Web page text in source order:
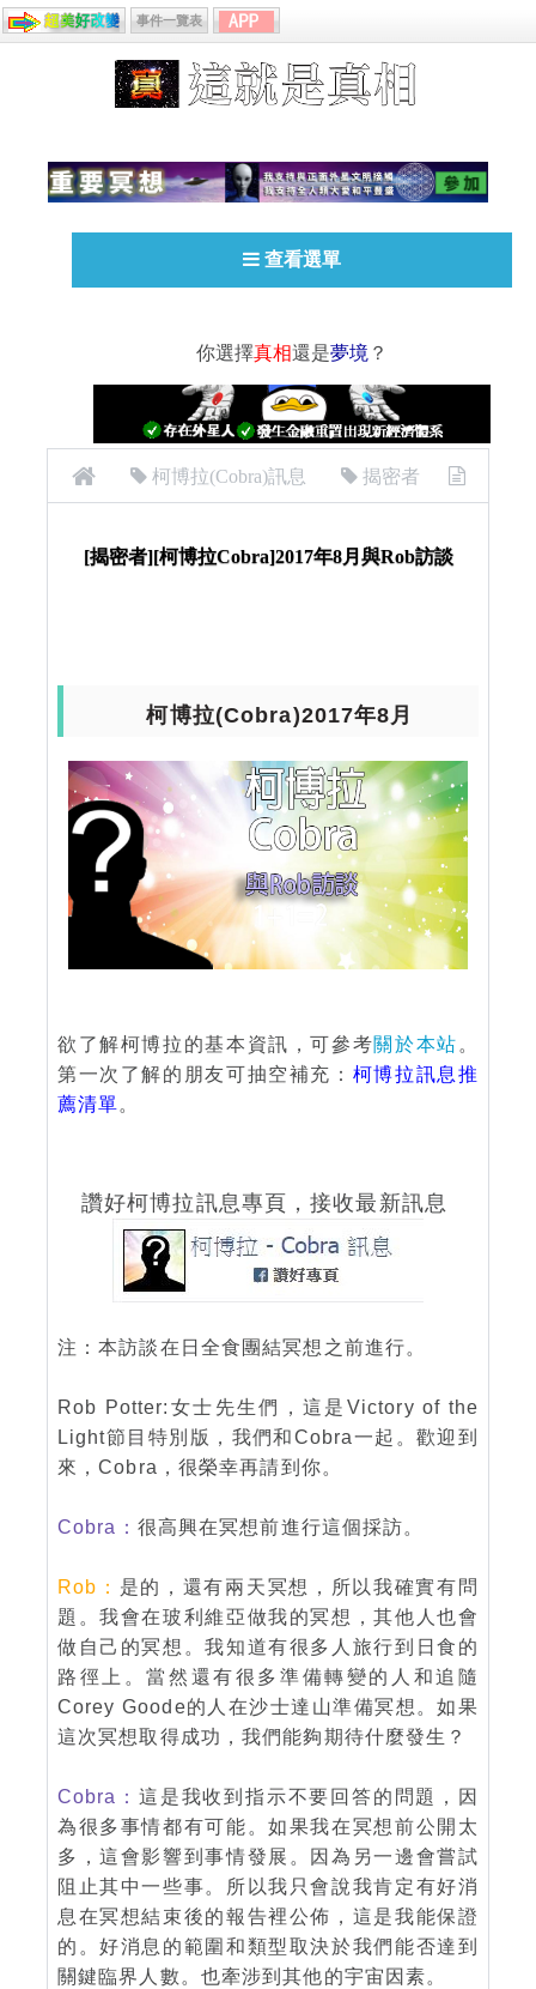
事件一覽表
查看選單
你選擇真相還是夢境 ？
柯博拉(Cobra)訊息 揭密者
[揭密者][柯博拉Cobra]2017年8月與Rob訪談
柯博拉(Cobra)2017年8月
欲了解柯博拉的基本資訊，可參考關於本站 。
第一次了解的朋友可抽空補充： 柯博拉訊息推
薦清單。
讚好柯博拉訊息專頁，接收最新訊息
注：本訪談在日全食團結冥想之前進行。
Rob Potter:女士先生們，這是Victory of the
Light節目特別版，我們和Cobra一起。歡迎到
來，Cobra，很榮幸再請到你。
Cobra： 很高興在冥想前進行這個採訪。
Rob： 是的，還有兩天冥想，所以我確實有問
題。我會在玻利維亞做我的冥想，其他人也會
做自己的冥想。我知道有很多人旅行到日食的
路徑上。當然還有很多準備轉變的人和追隨
Corey Goode的人在沙士達山準備冥想。如果
這次冥想取得成功，我們能夠期待什麼發生？
Cobra：這是我收到指示不要回答的問題，因
為很多事情都有可能。如果我在冥想前公開太
多，這會影響到事情發展。因為另一邊會嘗試
阻止其中一些事。所以我只會說我肯定有好消
息在冥想結束後的報告裡公佈，這是我能保證
的。好消息的範圍和類型取決於我們能否達到
關鍵臨界人數。也牽涉到其他的宇宙因素。